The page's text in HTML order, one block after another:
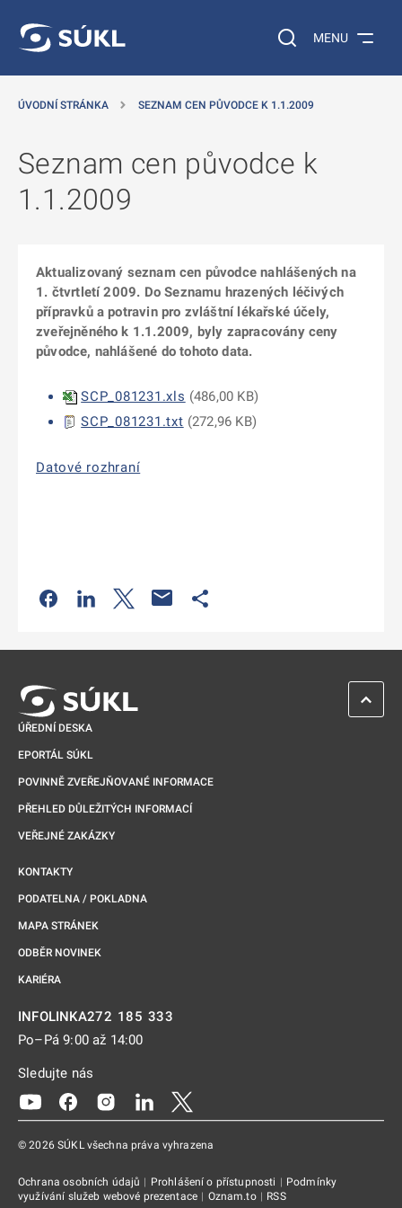
Vyhledávání na
MENU
ÚVODNÍ STRÁNKA SEZNAM CEN PŮVODCE K 1.1.2009
Seznam cen původce k
1.1.2009
Aktualizovaný seznam cen původce nahlášených na
1. čtvrtletí 2009. Do Seznamu hrazených léčivých
přípravků a potravin pro zvláštní lékařské účely,
zveřejněného k 1.1.2009, byly zapracovány ceny
původce, nahlášené do tohoto data.
SCP_081231.xls (486,00 KB)
SCP_081231.txt (272,96 KB)
Datové rozhraní
Odkaz se otevře na nové kartě
Odkaz se otevře na nové kartě
Odkaz se otevře na nové kartě
ÚŘEDNÍ DESKA
EPORTÁL SÚKL
POVINNĚ ZVEŘEJŇOVANÉ INFORMACE
PŘEHLED DŮLEŽITÝCH INFORMACÍ
VEŘEJNÉ ZAKÁZKY
KONTAKTY
PODATELNA / POKLADNA
MAPA STRÁNEK
ODBĚR NOVINEK
KARIÉRA
INFOLINKA272 185 333
Po–Pá 9:00 až 14:00
Sledujte nás
Odkaz se otevře na nové kartě
Odkaz se otevře na nové kartě
Odkaz se otevře na nové kartě
Odkaz se otevře na nové kartě
© 2026 SÚKL všechna práva vyhrazena
Ochrana osobních údajů | Prohlášení o přístupnosti | Podmínky
využívání služeb webové prezentace | Oznam.to | RSS
ZPĚT